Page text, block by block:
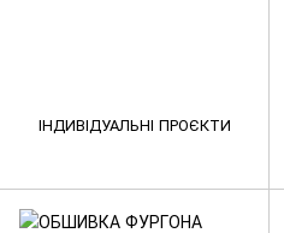
ІНДИВІДУАЛЬНІ ПРОЄКТИ